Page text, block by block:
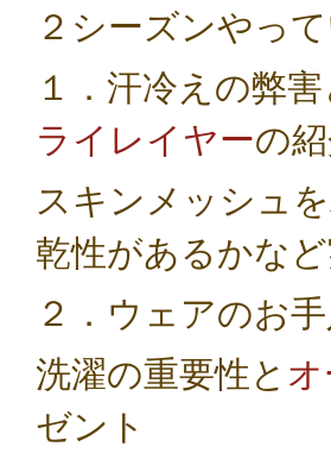
２シーズンやっ
１．汗冷えの弊
ライレイヤーの
スキンメッシュ
乾性があるかな
２．ウェアのお
洗濯の重要性と
ゼント